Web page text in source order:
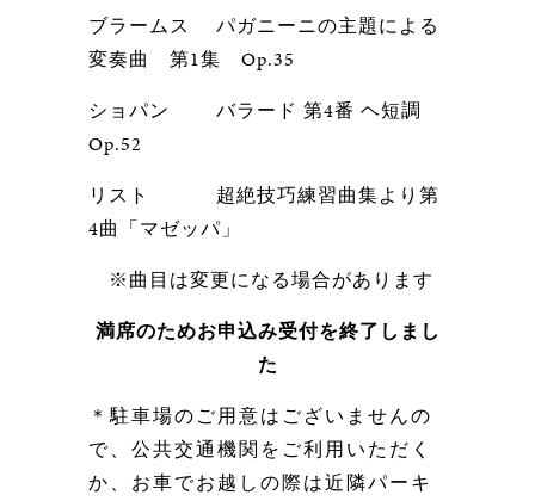
ブラームス パガニーニの主題による
変奏曲 第1集 Op.35
ショパン バラード 第4番 ヘ短調
Op.52
リスト 超絶技巧練習曲集より第
4曲「マゼッパ」
※曲目は変更になる場合があります
満席のためお申込み受付を終了しまし
た
＊駐車場のご用意はございませんの
で、公共交通機関をご利用いただく
か、お車でお越しの際は近隣パーキ